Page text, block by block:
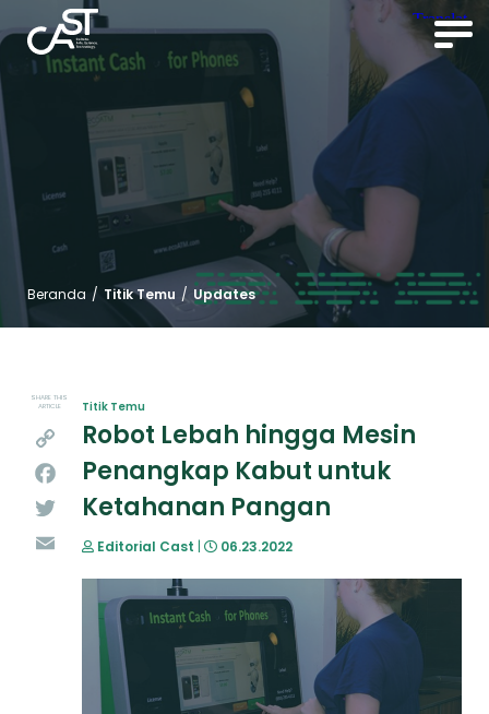
Beranda / Titik Temu / Updates
SHARE THIS
ARTICLE
Titik Temu
Robot Lebah hingga Mesin
Penangkap Kabut untuk
Ketahanan Pangan
Editorial Cast | 06.23.2022